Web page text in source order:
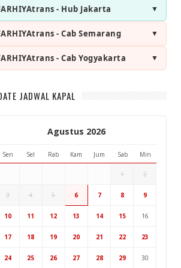
Hub Surabaya
- Hub Jakarta
- Cab Semarang
- Cab Yogyakarta
Cab Yogyakarta
JADWAL KAPAL
Agustus 2026
Sen Sel Rab Kam Jum Sab Min
1 2
3 4 5 6 7 8 9
10 11 12 13 14 15 16
17 18 19 20 21 22 23
24 25 26 27 28 29 30